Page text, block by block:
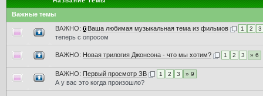
Важные темы
ВАЖНО:
Ваша любимая музыкальная тема из фильмов 1 2 3
теперь с опросом
ВАЖНО: Новая трилогия Джонсона - что мы хотим? 1 2 3 » 6
ВАЖНО: Первый просмотр ЗВ 1 2 3 » 9
А у вас это когда произошло?